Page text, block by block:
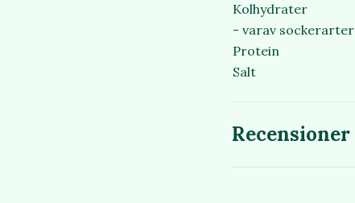
Kolhydrater
- varav sockerarter
Protein
Salt
Recensioner